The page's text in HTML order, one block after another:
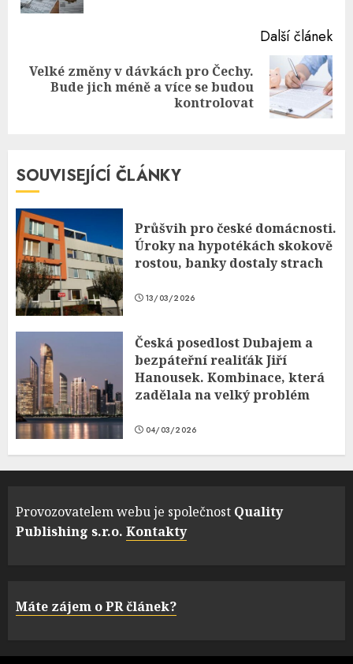
Další článek
Next
Velké změny v dávkách pro Čechy.
Bude jich méně a více se budou
kontrolovat
SOUVISEJÍCÍ ČLÁNKY
Průšvih pro české domácnosti.
Úroky na hypotékách skokově
rostou, banky dostaly strach
13/03/2026
Česká posedlost Dubajem a
bezpáteřní realiťák Jiří
Hanousek. Kombinace, která
zadělala na velký problém
04/03/2026
Provozovatelem webu je společnost Quality
Publishing s.r.o. Kontakty
Máte zájem o PR článek?